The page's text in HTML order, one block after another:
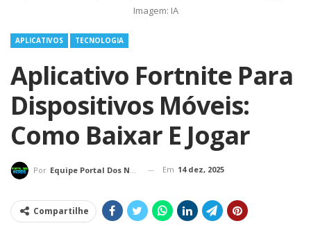
Imagem: IA
APLICATIVOS TECNOLOGIA
Aplicativo Fortnite Para
Dispositivos Móveis:
Como Baixar E Jogar
Por Equipe Portal Dos Nerds Em 14 dez, 2025
Compartilhe